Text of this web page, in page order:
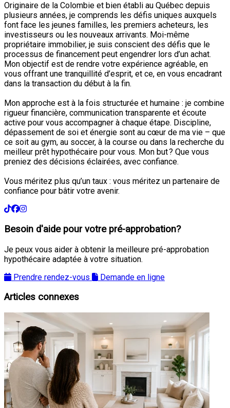
Originaire de la Colombie et bien établi au Québec depuis
plusieurs années, je comprends les défis uniques auxquels
font face les jeunes familles, les premiers acheteurs, les
investisseurs ou les nouveaux arrivants. Moi-même
propriétaire immobilier, je suis conscient des défis que le
processus de financement peut engendrer lors d’un achat.
Mon objectif est de rendre votre expérience agréable, en
vous offrant une tranquillité d’esprit, et ce, en vous encadrant
dans la transaction du début à la fin.
Mon approche est à la fois structurée et humaine : je combine
rigueur financière, communication transparente et écoute
active pour vous accompagner à chaque étape. Discipline,
dépassement de soi et énergie sont au cœur de ma vie – que
ce soit au gym, au soccer, à la course ou dans la recherche du
meilleur prêt hypothécaire pour vous. Mon but ? Que vous
preniez des décisions éclairées, avec confiance.
Vous méritez plus qu’un taux : vous méritez un partenaire de
confiance pour bâtir votre avenir.
Besoin d'aide pour votre pré-approbation?
Je peux vous aider à obtenir la meilleure pré-approbation
hypothécaire adaptée à votre situation.
Prendre rendez-vous
Demande en ligne
Articles connexes